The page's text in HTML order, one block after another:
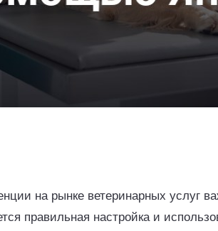
на рынке ветеринарных услуг
правильная настройка и